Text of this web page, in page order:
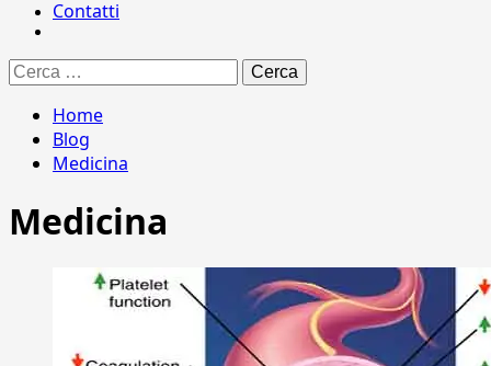
Contatti
Ricerca
per:
Home
Blog
Medicina
Medicina